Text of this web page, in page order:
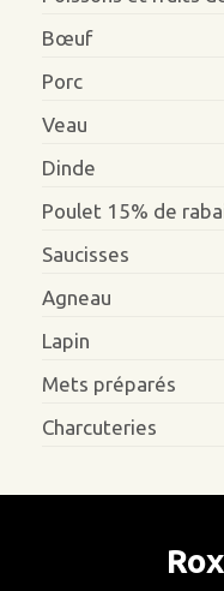
Bœuf
Porc
Veau
Dinde
Poulet 15% de
Saucisses
Agneau
Lapin
Mets préparés
Charcuteries